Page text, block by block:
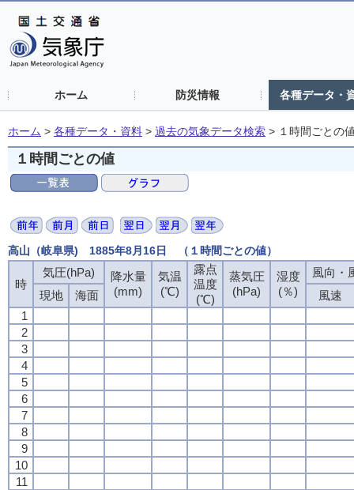
ホーム 防災情報 各種データ・
ホーム > 各種データ・資料 > 過去の気象データ検索 > １時間ごとの
１時間ごとの値
高山（岐阜県) 1885年8月16日 （１時間ごとの値）
時
気圧(hPa)
降水量
(mm)
気温
(℃)
露点
温度
(℃)
蒸気圧
(hPa)
湿度
(％)
風向・
現地
海面
風速
1
2
3
4
5
6
7
8
9
10
11